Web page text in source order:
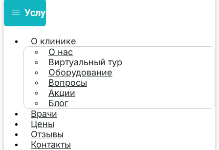
Услуги
О клинике
О нас
Виртуальный тур
Оборудование
Вопросы
Акции
Блог
Врачи
Цены
Отзывы
Контакты